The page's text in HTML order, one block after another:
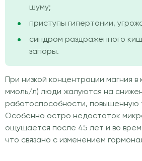
шуму;
приступы гипертонии,
синдром раздраженного
запоры.
При низкой концентрации магния
ммоль/л) люди жалуются на
работоспособности, повышенную
Особенно остро недостаток
ощущается после 45 лет и во
что связано с изменением